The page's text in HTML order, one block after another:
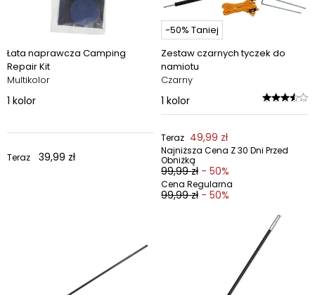
Łata naprawcza Camping
Repair Kit
Multikolor
1 kolor
Teraz 39,99 zł
-50% Taniej
Zestaw czarnych tyczek do
namiotu
Czarny
1 kolor
Teraz 49,99 zł
Najniższa Cena Z 30 Dni Przed
Obniżką
99,99 zł - 50%
Cena Regularna
99,99 zł - 50%